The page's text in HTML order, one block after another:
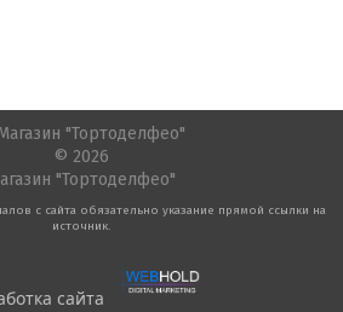
© 2026
"Тортоделфео"
с сайта обязательно указание прямой ссылки на
источник.
сайта